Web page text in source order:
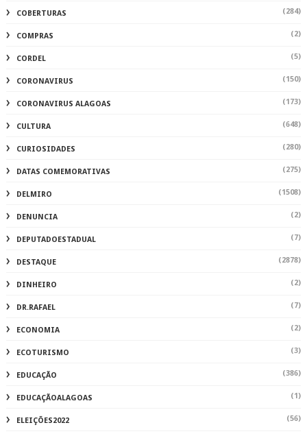
COBERTURAS (284)
COMPRAS (2)
CORDEL (5)
CORONAVIRUS (150)
CORONAVIRUS ALAGOAS (173)
CULTURA (648)
CURIOSIDADES (280)
DATAS COMEMORATIVAS (275)
DELMIRO (1508)
DENUNCIA (2)
DEPUTADOESTADUAL (7)
DESTAQUE (2878)
DINHEIRO (2)
DR.RAFAEL (7)
ECONOMIA (2)
ECOTURISMO (3)
EDUCAÇÃO (386)
EDUCAÇÃOALAGOAS (1)
ELEIÇÕES2022 (56)